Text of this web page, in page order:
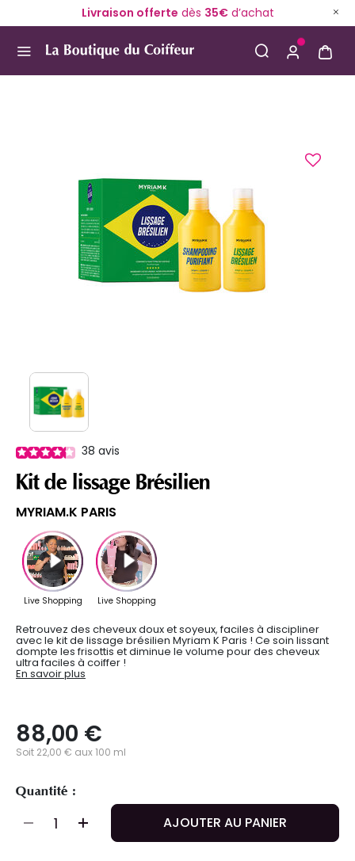
Livraison offerte dès 35€d’achat
38 avis
Kit de lissage Brésilien
MYRIAM.K PARIS
Retrouvez des cheveux doux et soyeux, faciles à discipliner
avec le kit de lissage brésilien Myriam K Paris ! Ce soin lissant
dompte les frisottis et diminue le volume pour des cheveux
ultra faciles à coiffer !
En savoir plus
88,00 €
Soit 22,00 € aux 100 ml
Quantité :
AJOUTER AU PANIER